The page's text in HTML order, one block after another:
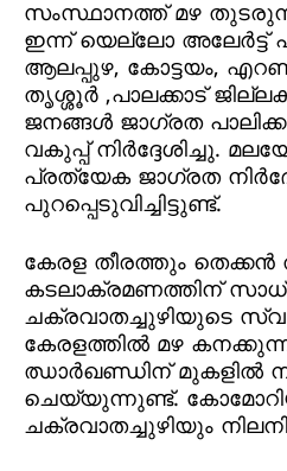
സംസ്ഥാനത്ത് മഴ
ഇന്ന് യെല്ലോ അലേര്‍ട്ട്
ആലപ്പുഴ, കോട്ടയം,
തൃശ്ശൂര്‍ ,പാലക്കാട്
ജനങ്ങള്‍ ജാഗ്രത
വകുപ്പ് നിര്‍ദ്ദേശിച്ചു.
പ്രത്യേക ജാഗ്രത
പുറപ്പെടുവിച്ചിട്ടുണ്ട്.
കേരള തീരത്തും തെക്കന്‍
കടലാക്രമണത്തിന്
ചക്രവാതച്ചുഴിയുടെ
കേരളത്തില്‍ മഴ
ഝാര്‍ഖണ്ഡിന് മുകളില്‍
ചെയ്യുന്നുണ്ട്.
ചക്രവാതച്ചുഴിയും